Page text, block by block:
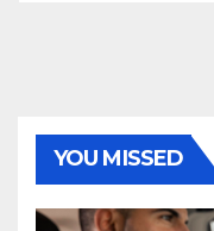
YOU MISSED